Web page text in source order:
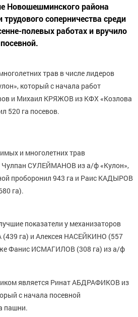
Новошешминского района
соперничества среди
полевых работах и вручило
трав в числе лидеров
который с начала работ
и Михаил КРЯЖОВ из КФХ «Козлова
520 га посевов.
и многолетних трав
Чулпан СУЛЕЙМАНОВ из а/ф «Кулон»,
проборонил 943 га и Раис КАДЫРОВ
га).
показатели у механизаторов
га) и Алексея НАСЕЙКИНО (557
Фанис ИСМАГИЛОВ (308 га) из а/ф
является Ринат АБДРАФИКОВ из
с начала посевной
пашни.